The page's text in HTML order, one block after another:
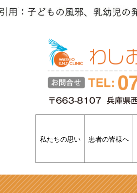
私たちの思い 患者の皆様へ